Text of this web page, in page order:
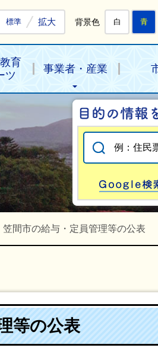
標準 拡大 背景色 白 青
育
ツ
事業者・産業
笠間市の給与・定員管理等の公表
等の公表